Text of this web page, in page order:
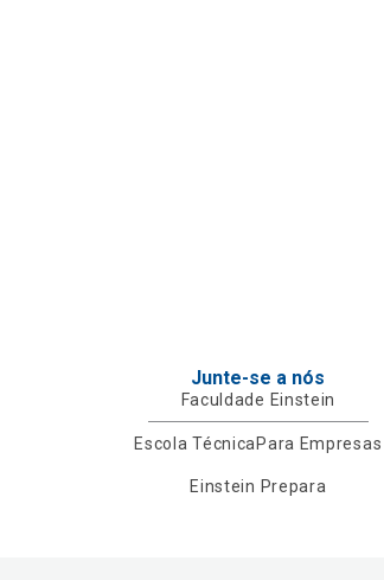
Junte-se a nós
Faculdade Einstein
Escola TécnicaPara Empresas
Einstein Prepara